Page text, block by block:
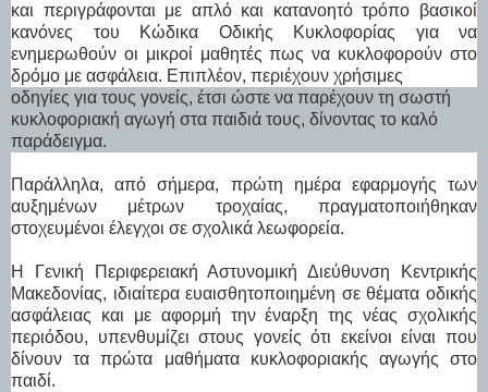
και περιγράφονται με απλό και κατανοητό τρόπο βασικοί
κανόνες του Κώδικα Οδικής Κυκλοφορίας για να
ενημερωθούν οι μικροί μαθητές πως να κυκλοφορούν στο
δρόμο με ασφάλεια. Επιπλέον, περιέχουν χρήσιμες
οδηγίες για τους γονείς, έτσι ώστε να παρέχουν τη σωστή
κυκλοφοριακή αγωγή στα παιδιά τους, δίνοντας το καλό
παράδειγμα.
Παράλληλα, από σήμερα, πρώτη ημέρα εφαρμογής των
αυξημένων μέτρων τροχαίας, πραγματοποιήθηκαν
στοχευμένοι έλεγχοι σε σχολικά λεωφορεία.
Η Γενική Περιφερειακή Αστυνομική Διεύθυνση Κεντρικής
Μακεδονίας, ιδιαίτερα ευαισθητοποιημένη σε θέματα οδικής
ασφάλειας και με αφορμή την έναρξη της νέας σχολικής
περιόδου, υπενθυμίζει στους γονείς ότι εκείνοι είναι που
δίνουν τα πρώτα μαθήματα κυκλοφοριακής αγωγής στο
παιδί.